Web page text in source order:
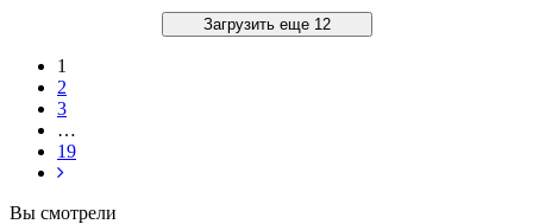
Загрузить еще 12
1
2
3
…
19
Вы смотрели